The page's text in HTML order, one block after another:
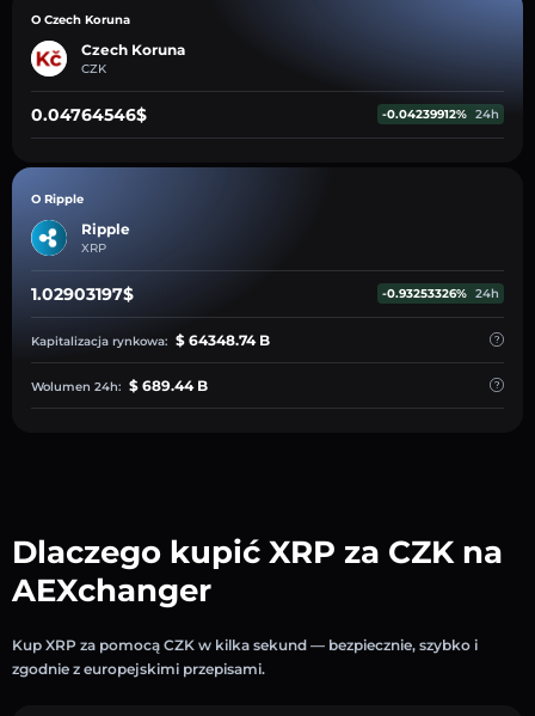
O Czech Koruna
Czech Koruna
CZK
0.04764546$ -0.04239912% 24h
O Ripple
Ripple
XRP
1.02903197$ -0.93253326% 24h
Kapitalizacja rynkowa: $ 64348.74 B
Wolumen 24h: $ 689.44 B
Dlaczego kupić XRP za CZK na
AEXchanger
Kup XRP za pomocą CZK w kilka sekund — bezpiecznie, szybko i
zgodnie z europejskimi przepisami.